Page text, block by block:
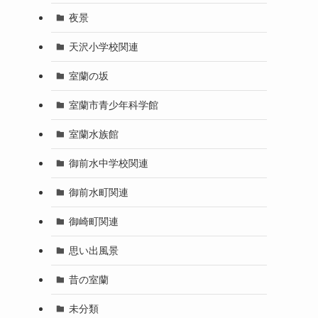
夜景
天沢小学校関連
室蘭の坂
室蘭市青少年科学館
室蘭水族館
御前水中学校関連
御前水町関連
御崎町関連
思い出風景
昔の室蘭
未分類